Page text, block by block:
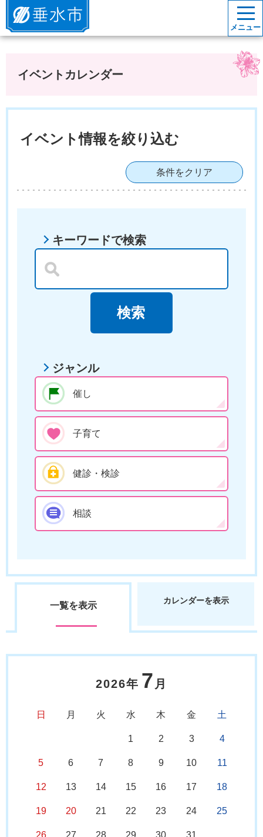
垂水市
メニュー
イベントカレンダー
イベント情報を絞り込む
条件をクリア
キーワードで検索
ジャンル
催し
子育て
健診・検診
相談
一覧を表示 カレンダーを表示
2026年 7 月
日 月 火 水 木 金 土
1 2 3 4
5 6 7 8 9 10 11
12 13 14 15 16 17 18
19 20 21 22 23 24 25
26 27 28 29 30 31